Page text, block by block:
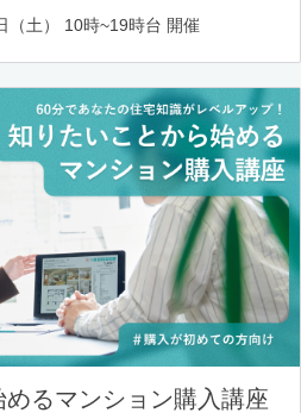
（土） 10時~19時台 開催
るマンション購入講座